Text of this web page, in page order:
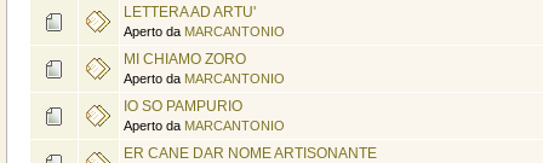
LETTERA AD ARTU'
Aperto da MARCANTONIO
MI CHIAMO ZORO
Aperto da MARCANTONIO
IO SO PAMPURIO
Aperto da MARCANTONIO
ER CANE DAR NOME ARTISONANTE